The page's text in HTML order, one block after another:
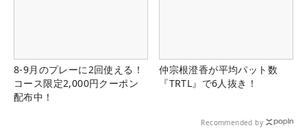
8-9月のプレーに2回使える！
コース限定2,000円クーポン
配布中！
仲宗根澄香が平均パット数
『TRTL』で6人抜き！
Recommended by